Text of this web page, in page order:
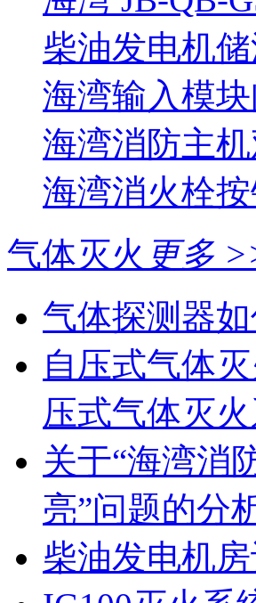
柴油发电机储
海湾输入模
海湾消防主
海湾消火栓
气体灭火 更多
气体探测器
自压式气体
压式气体灭
关于“海湾消
亮”问题的分
柴油发电机